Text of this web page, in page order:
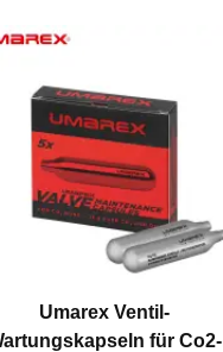
Umarex Ventil-
für Co2-